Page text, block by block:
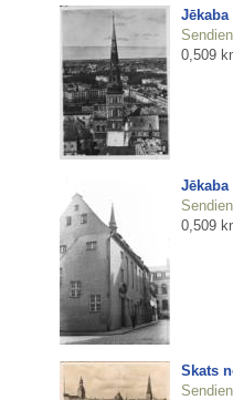
Jēkaba
0,509
0,509
Skats